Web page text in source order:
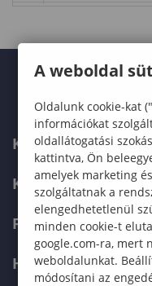
KARUNK
KÉPZÉSEK
FELVÉTELIZŐKNEK
HALLGATÓKNAK
A weboldal
Oldalunk cookie-kat
információkat
oldallátogatási
kattintva, Ön
amelyek marketing
szolgáltatnak a
elengedhetetlenül
minden cookie-t
google.com-ra, mert
weboldalunkat.
módosítani az